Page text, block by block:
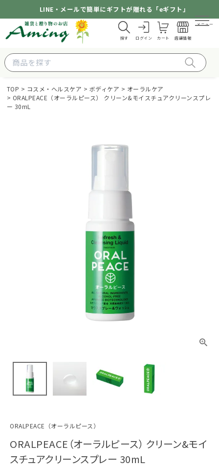
LINE・メールで簡単にギフトが贈れる「eギフト」
探す ログイン カート 店舗情報
メニュー
TOP コスメ・ヘルスケア ボディケア
オーラルケア
ORALPEACE（オーラルピース） クリーン&モイスチュアクリーンスプレ
ー 30mL
ORALPEACE（オーラルピース）
ORALPEACE（オーラルピース） クリーン&モイ
スチュアクリーンスプレー 30mL